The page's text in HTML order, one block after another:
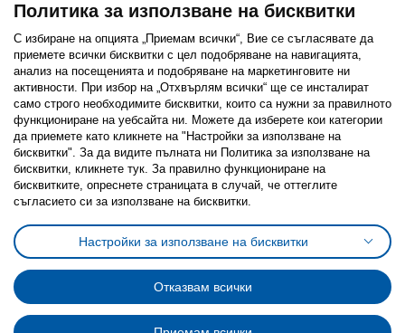
Последвайте ни:
FacebookTwitterYoutubePinterestInstagram
Политика за използване на бисквитки (Cookies)
Избор на настройки за използване на бисквитки
Условия за ползване на ikea.bgОбща политика за личните данни
Политика за защита на личните данни на ikea.bg
Общи условия на програма IKEA Family
Политика за защита на лични данни на програма IKEA Family
Политика за използване на бисквитки
С избиране на опцията „Приемам всички“, Вие се съгласявате да
приемете всички бисквитки с цел подобряване на навигацията,
анализ на посещенията и подобряване на маркетинговите ни
активности. При избор на „Отхвърлям всички“ ще се инсталират
само строго необходимитe бисквитки, които са нужни за правилното
функциониране на уебсайта ни. Можете да изберете кои категории
да приемете като кликнете на "Настройки за използване на
бисквитки". За да видите пълната ни Политика за използване на
бисквитки, кликнете тук. За правилно функциониране на
бисквитките, опреснете страницата в случай, че оттеглите
съгласието си за използване на бисквитки.
Настройки за използване на бисквитки
Отказвам всички